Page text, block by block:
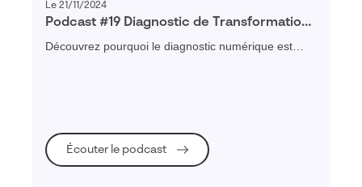
Le 21/11/2024
Podcast #19 Diagnostic de Transformation :
comprendre, planifier et réussir sa
transformation numérique
Découvrez pourquoi le diagnostic numérique est
Écouter le podcast